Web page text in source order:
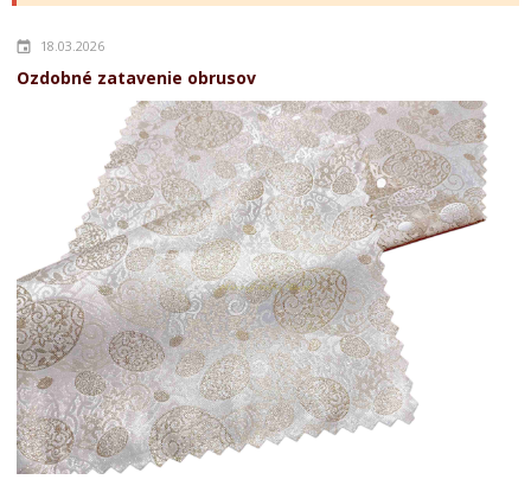
18.03.2026
Ozdobné zatavenie obrusov